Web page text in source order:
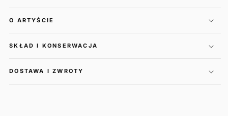
O ARTYŚCIE
SKŁAD I KONSERWACJA
DOSTAWA I ZWROTY